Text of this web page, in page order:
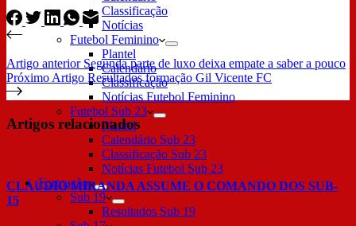
Classificação
Notícias
Futebol Feminino
Plantel
Calendário
Classificação
Notícias Futebol Feminino
Futebol Sub 23
Plantel
Calendário Sub 23
Classificação Sub 23
Notícias Futebol Sub 23
Formação
Sub 19
Resultados Sub 19
Artigo anterior Segunda parte de luxo deixa empate a saber a pouco
Próximo Artigo Resultados formação Gil Vicente FC
Artigos relacionados
CLÁUDIO MIRANDA ASSUME O COMANDO DOS SUB-
15